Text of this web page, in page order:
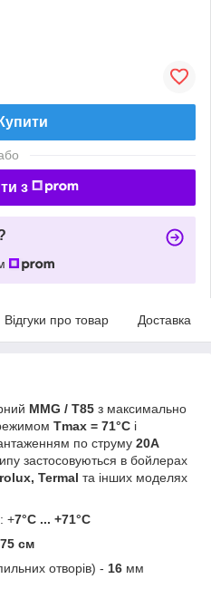
Купити
з
Відгуки про товар Доставка
MMG / T85 з максимально
Tmax = 71°С і
по струму 20А
застосовуються в бойлерах
Termal та інших моделях
+7°C ... +71°C
75 см
отворів) - 16 мм